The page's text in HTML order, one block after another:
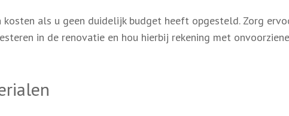
als u geen duidelijk budget heeft opgesteld. Zorg
in de renovatie en hou hierbij rekening met onvoorziene